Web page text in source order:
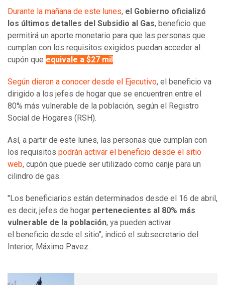
Durante la mañana de este lunes, el Gobierno oficializó
los últimos detalles del Subsidio al Gas, beneficio que
permitirá un aporte monetario para que las personas que
cumplan con los requisitos exigidos puedan acceder al
cupón que equivale a $27 mil.
Según dieron a conocer desde el Ejecutivo, el beneficio va
dirigido a los jefes de hogar que se encuentren entre el
80% más vulnerable de la población, según el Registro
Social de Hogares (RSH).
Así, a partir de este lunes, las personas que cumplan con
los requisitos podrán activar el beneficio desde el sitio
web, cupón que puede ser utilizado como canje para un
cilindro de gas.
"Los beneficiarios están determinados desde el 16 de abril,
es decir, jefes de hogar pertenecientes al 80% más
vulnerable de la población, ya pueden activar
el beneficio desde el sitio", indicó el subsecretario del
Interior, Máximo Pavez.